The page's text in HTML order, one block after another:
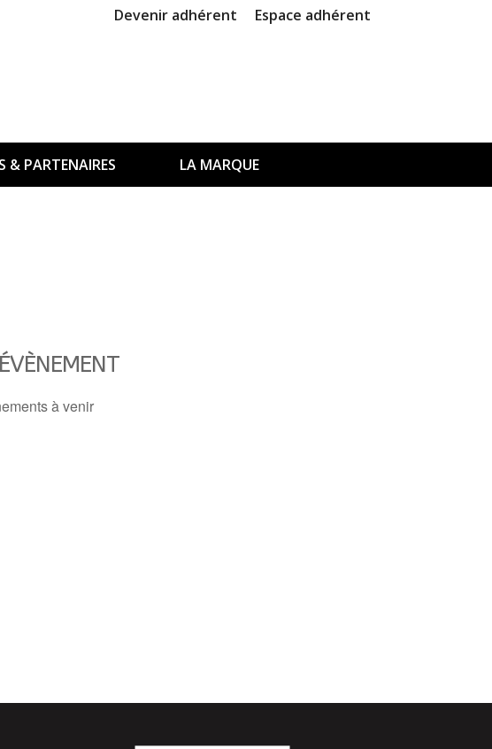
Devenir adhérent Espace adhérent
& PARTENAIRES LA MARQUE
à venir